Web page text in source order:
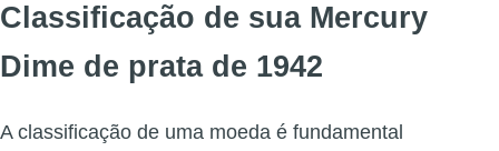
Classificação de sua Mercury
Dime de prata de 1942
A classificação de uma moeda é fundamental